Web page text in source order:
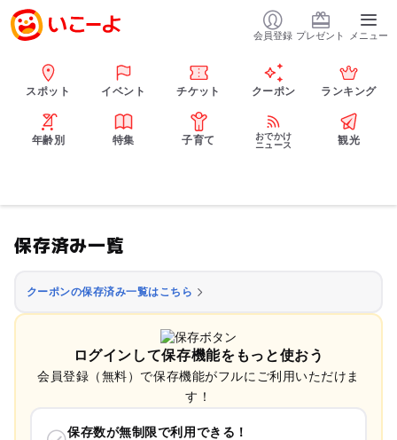
会員登録 プレゼント メニュー
スポット イベント チケット クーポン ランキング
年齢別 特集 子育て
おでかけ
ニュース
観光
保存済み一覧
クーポンの保存済み一覧はこちら
ログインして保存機能をもっと使おう
会員登録（無料）で保存機能がフルにご利用いただけま
す！
保存数が無制限で利用できる！